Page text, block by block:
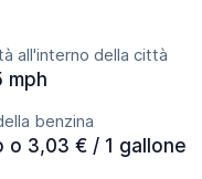
all'interno della città
mph
benzina
o 3,03 € / 1 gallone